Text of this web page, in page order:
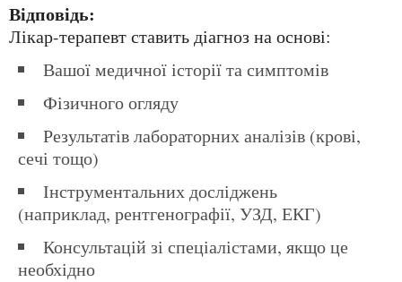
Відповідь:
Лікар-терапевт ставить діагноз на основі:
Вашої медичної історії та симптомів
Фізичного огляду
Результатів лабораторних аналізів (крові,
сечі тощо)
Інструментальних досліджень
(наприклад, рентгенографії, УЗД, ЕКГ)
Консультацій зі спеціалістами, якщо це
необхідно